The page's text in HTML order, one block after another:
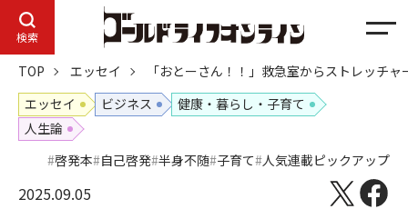
検索
メ
ュ
TOP エッセイ
「おとーさん！！」救急室からストレッチ
エッセイ
ビジネス
健康・暮らし・子育て
人生論
啓発本 自己啓発 半身不随 子育て 人気連載ピックアップ
2025.09.05